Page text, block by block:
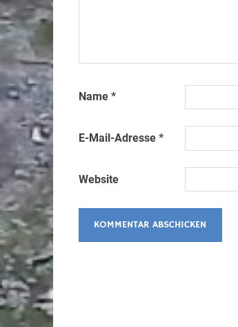
Name *
E-Mail-Adresse *
Website